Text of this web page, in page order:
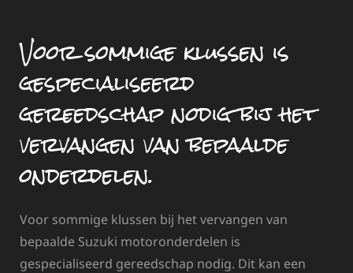
Voor sommige klussen is
gespecialiseerd
gereedschap nodig bij het
vervangen van bepaalde
onderdelen.
Voor sommige klussen bij het vervangen van
bepaalde Suzuki motoronderdelen is
gespecialiseerd gereedschap nodig. Dit kan een